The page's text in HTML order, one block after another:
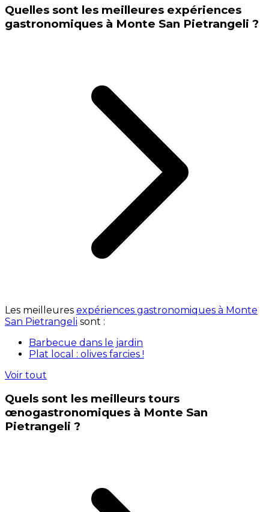
Quelles sont les meilleures expériences
gastronomiques à Monte San Pietrangeli ?
Les meilleures expériences gastronomiques à Monte
San Pietrangeli sont :
Barbecue dans le jardin
Plat local : olives farcies !
Voir tout
Quels sont les meilleurs tours
œnogastronomiques à Monte San
Pietrangeli ?